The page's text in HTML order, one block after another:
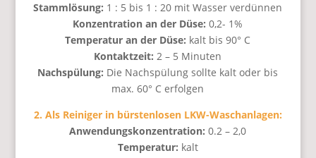
Stammlösung: 1 : 5 bis 1 : 20 mit Wasser verdünnen
Konzentration an der Düse: 0,2- 1%
Temperatur an der Düse: kalt bis 90° C
Kontaktzeit: 2 – 5 Minuten
Nachspülung: Die Nachspülung sollte kalt oder bis
max. 60° C erfolgen
2. Als Reiniger in bürstenlosen LKW-Waschanlagen:
Anwendungskonzentration: 0.2 – 2,0
Temperatur: kalt